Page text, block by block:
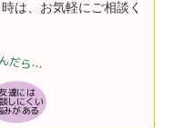
は、お気軽にご相談く